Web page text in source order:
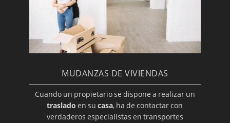
MUDANZAS DE VIVIENDAS
Cuando un propietario se dispone a realizar un
traslado en sucasa, ha de contactar con
verdaderos especialistas en transportes